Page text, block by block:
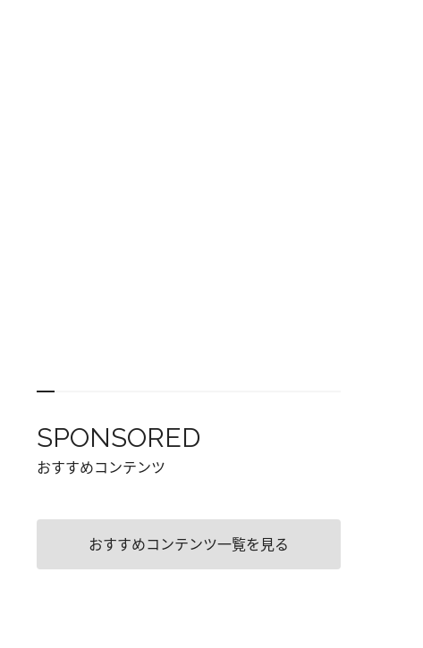
SPONSORED
おすすめコンテンツ
おすすめコンテンツ一覧を見る